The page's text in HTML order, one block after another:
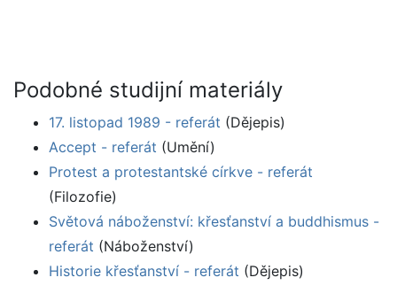
Podobné studijní materiály
17. listopad 1989 - referát (Dějepis)
Accept - referát (Umění)
Protest a protestantské církve - referát
(Filozofie)
Světová náboženství: křesťanství a buddhismus -
referát (Náboženství)
Historie křesťanství - referát (Dějepis)